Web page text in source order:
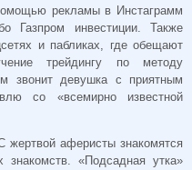
рекламы в Инстаграмм
Газпром инвестиции. Также
и пабликах, где обещают
трейдингу по методу
звонит девушка с приятным
со «всемирно известной
жертвой аферисты знакомятся
«Подсадная утка»